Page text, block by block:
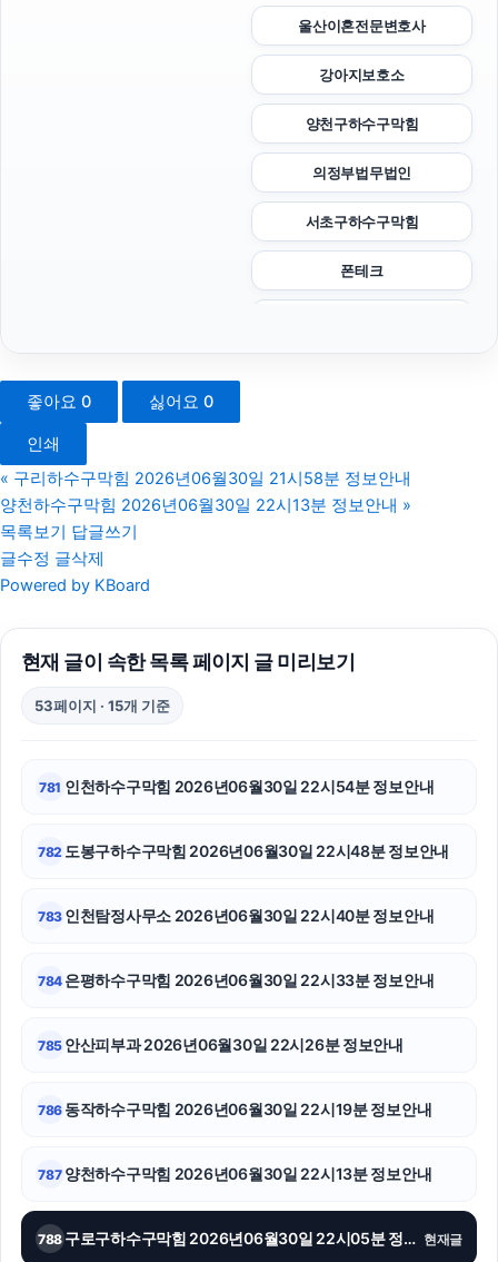
울산이혼전문변호사
강아지보호소
양천구하수구막힘
의정부법무법인
서초구하수구막힘
폰테크
부산휴대폰성지
은평하수구막힘
야구반티
불륜증거
동탄피부과
의정부법률사무소
대구흥신소
좋아요 0 싫어요 0
인쇄
« 구리하수구막힘 2026년06월30일 21시58분 정보안내
양천하수구막힘 2026년06월30일 22시13분 정보안내 »
목록보기 답글쓰기
글수정 글삭제
Powered by KBoard
현재 글이 속한 목록 페이지 글 미리보기
53페이지 · 15개 기준
781 인천하수구막힘 2026년06월30일 22시54분 정보안내
782 도봉구하수구막힘 2026년06월30일 22시48분 정보안내
783 인천탐정사무소 2026년06월30일 22시40분 정보안내
784 은평하수구막힘 2026년06월30일 22시33분 정보안내
785 안산피부과 2026년06월30일 22시26분 정보안내
786 동작하수구막힘 2026년06월30일 22시19분 정보안내
787 양천하수구막힘 2026년06월30일 22시13분 정보안내
788 구로구하수구막힘 2026년06월30일 22시05분 정보안내 현재글